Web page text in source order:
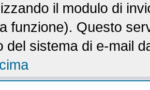
il modulo di
funzione). Questo
del sistema di e-mail